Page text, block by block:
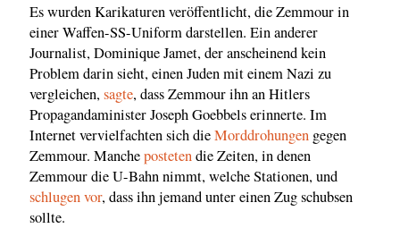
Es wurden Karikaturen veröffentlicht, die Zemmour in
einer Waffen-SS-Uniform darstellen. Ein anderer
Journalist, Dominique Jamet, der anscheinend kein
Problem darin sieht, einen Juden mit einem Nazi zu
vergleichen,sagte, dass Zemmour ihn an Hitlers
Propagandaminister Joseph Goebbels erinnerte. Im
Internet vervielfachten sich dieMorddrohungen gegen
Zemmour. Manchepostetendie Zeiten, in denen
Zemmour die U-Bahn nimmt, welche Stationen, und
schlugen vor, dass ihn jemand unter einen Zug schubsen
sollte.